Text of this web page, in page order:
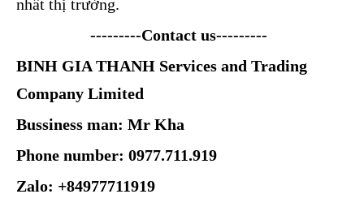
nhất thị trường.
---------Contact us---------
BINH GIA THANH Services and Trading
Company Limited
Bussiness man: Mr Kha
Phone number: 0977.711.919
Zalo: +84977711919